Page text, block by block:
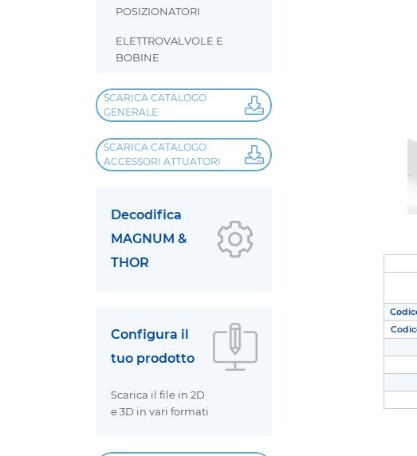
POSIZIONATORI
ELETTROVALVOLE E
BOBINE
SCARICA CATALOGO
GENERALE
SCARICA CATALOGO
ACCESSORI ATTUATORI
Decodifica
MAGNUM &
THOR
Configura il
tuo prodotto
Scarica il file in 2D
e 3D in vari formati